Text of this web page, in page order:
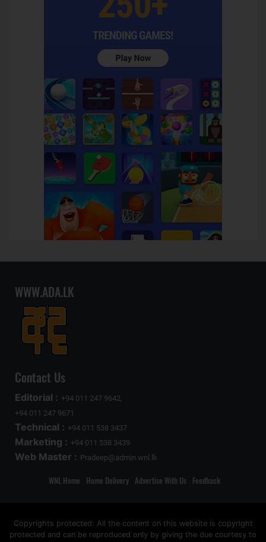
WWW.ADA.LK
Contact Us
Editorial : +94 011 247 9642,
+94 011 247 9671
Technical : +94 011 538 3437
Marketing : +94 011 538 3439
Web Master : Pradeep@admin.wnl.lk
WNL Home Home Delivery Advertise With Us Feedback
Copyrights protected: All the content on this website is copyright
protected and can be reproduced only by giving the due courtesy to